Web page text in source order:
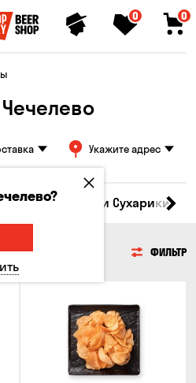
0 0
Укажите адрес
Чипсы Гренки и Сухарики
ФИЛЬТР